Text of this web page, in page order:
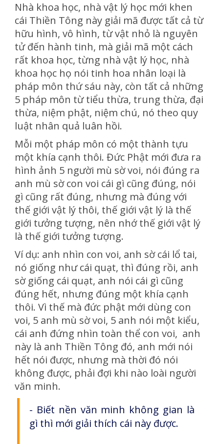
Nhà khoa học, nhà vật lý học mới khen
cái Thiền Tông này giải mã được tất cả từ
hữu hình, vô hình, từ vật nhỏ là nguyên
tử đến hành tinh, mà giải mã một cách
rất khoa học, từng nhà vật lý học, nhà
khoa học họ nói tinh hoa nhân loại là
pháp môn thứ sáu này, còn tất cả những
5 pháp môn từ tiểu thừa, trung thừa, đại
thừa, niệm phật, niệm chú, nó theo quy
luật nhân quả luân hồi.
Mỗi một pháp môn có một thành tựu
một khía cạnh thôi. Đức Phật mới đưa ra
hình ảnh 5 người mù sờ voi, nói đúng ra
anh mù sờ con voi cái gì cũng đúng, nói
gì cũng rất đúng, nhưng mà đúng với
thế giới vật lý thôi, thế giới vật lý là thế
giới tưởng tượng, nên nhớ thế giới vật lý
là thế giới tưởng tượng.
Ví dụ: anh nhìn con voi, anh sờ cái lổ tai,
nó giống như cái quạt, thì đúng rồi, anh
sờ giống cái quạt, anh nói cái gì cũng
đúng hết, nhưng đúng một khía cạnh
thôi. Vì thế mà đức phật mới dùng con
voi, 5 anh mù sờ voi, 5 anh nói một kiểu,
cái anh đứng nhìn toàn thể con voi, anh
này là anh Thiền Tông đó, anh mới nói
hết nói được, nhưng mà thời đó nói
không được, phải đợi khi nào loài người
văn minh.
- Biết nền văn minh không gian là
gì thì mới giải thích cái này được.